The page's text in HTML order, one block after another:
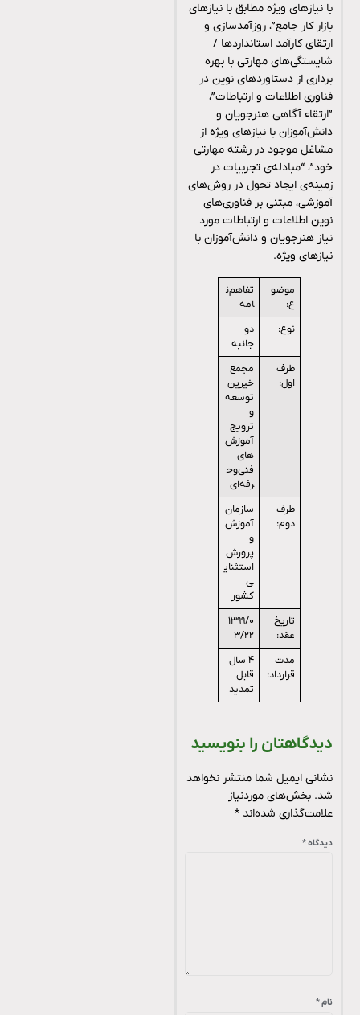
با نیازهای ویژه مطابق با نیازهای
بازار کار جامع”، روزآمدسازی و
ارتقای کارآمد استانداردها /
شایستگی‌های مهارتی با بهره
برداری از دستاوردهای نوین در
فناوری اطلاعات و ارتباطات”،
‌”ارتقاء آگاهی هنرجویان و
دانش‌آموزان با نیازهای ویژه از
مشاغل موجود در رشته مهارتی
خود”، “مبادله‌ی تجربیات در
زمینه‌ی ایجاد تحول در روش‌های
آموزشی، مبتنی بر فناوری‌های
نوین اطلاعات و ارتباطات مورد
نیاز هنرجویان و دانش‌آموزان با
نیازهای ویژه.
موضو
تفاهم‌ن
جانبه
مجمع
خیرین
توسعه
ترویج
آموزش‌
فنی‌وح
رفه‌ای
سازمان
آموزش
پرورش
استثنای
کشور
تاریخ
۱۳۹۹/۰
۳/۲۲
مدت
قرارداد:
۴ سال
قابل
تمدید
دیدگاهتان را بنویسید
نشانی ایمیل شما منتشر نخواهد
بخش‌های موردنیاز
علامت‌گذاری شده‌اند*
دیدگاه*